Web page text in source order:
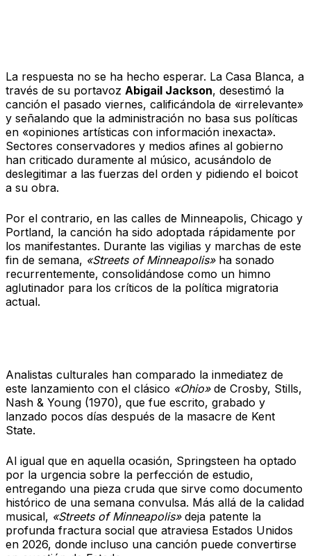
La respuesta no se ha hecho esperar. La Casa Blanca, a
través de su portavoz Abigail Jackson, desestimó la
canción el pasado viernes, calificándola de «irrelevante»
y señalando que la administración no basa sus políticas
en «opiniones artísticas con información inexacta».
Sectores conservadores y medios afines al gobierno
han criticado duramente al músico, acusándolo de
deslegitimar a las fuerzas del orden y pidiendo el boicot
a su obra.
Por el contrario, en las calles de Minneapolis, Chicago y
Portland, la canción ha sido adoptada rápidamente por
los manifestantes. Durante las vigilias y marchas de este
fin de semana, «Streets of Minneapolis»ha sonado
recurrentemente, consolidándose como un himno
aglutinador para los críticos de la política migratoria
actual.
Analistas culturales han comparado la inmediatez de
este lanzamiento con el clásico «Ohio»de Crosby, Stills,
Nash & Young (1970), que fue escrito, grabado y
lanzado pocos días después de la masacre de Kent
State.
Al igual que en aquella ocasión, Springsteen ha optado
por la urgencia sobre la perfección de estudio,
entregando una pieza cruda que sirve como documento
histórico de una semana convulsa. Más allá de la calidad
musical, «Streets of Minneapolis»deja patente la
profunda fractura social que atraviesa Estados Unidos
en 2026, donde incluso una canción puede convertirse